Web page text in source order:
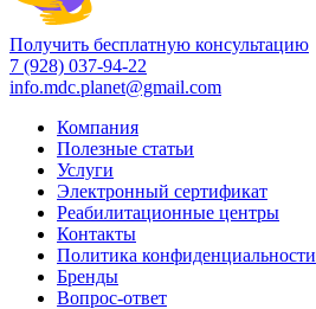
Получить бесплатную консультацию
7 (928) 037-94-22
info.mdc.planet@gmail.com
Компания
Полезные статьи
Услуги
Электронный сертификат
Реабилитационные центры
Контакты
Политика конфиденциальности
Бренды
Вопрос-ответ